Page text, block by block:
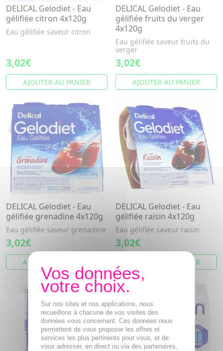
DELICAL Gelodiet - Eau
gélifiée citron 4x120g
Eau gélifiée saveur citron
3,02€
AJOUTER AU PANIER
DELICAL Gelodiet - Eau
gélifiée fruits du verger
4x120g
Eau gélifiée saveur fruits du
verger
3,02€
AJOUTER AU PANIER
DELICAL Gelodiet - Eau
gélifiée grenadine 4x120g
Eau gélifiée saveur grenadine
3,02€
AJOUTER AU PANIER
DELICAL Gelodiet - Eau
gélifiée raisin 4x120g
Eau gélifiée saveur raisin
3,02€
AJOUTER AU PANIER
Sur nos sites et nos applications, nous
recueillons à chacune de vos visites des
données vous concernant. Ces données nous
permettent de vous proposer les offres et
services les plus pertinents pour vous, et de
vous adresser, en direct ou via des partenaires,